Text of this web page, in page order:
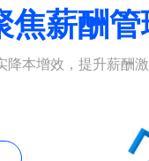
焦薪酬管
降本增效，提升薪酬